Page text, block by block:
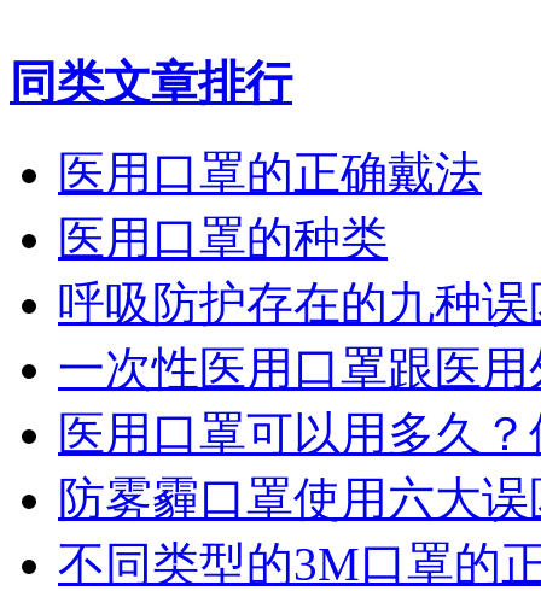
同类文章排行
医用口罩的正确戴法
医用口罩的种类
呼吸防护存在的九种误
一次性医用口罩跟医
医用口罩可以用多久
防雾霾口罩使用六大
不同类型的3M口罩的